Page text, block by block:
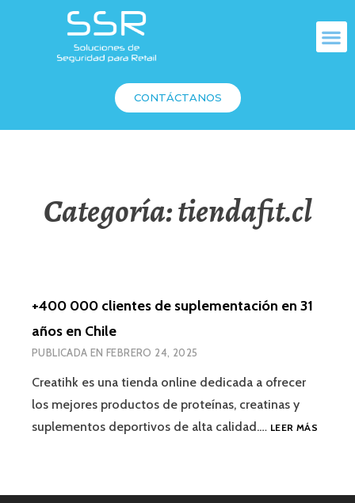
CONTÁCTANOS
Categoría:tiendafit.cl
+400 000 clientes de suplementación en 31
años en Chile
PUBLICADA ENFEBRERO 24, 2025
Creatihk es una tienda online dedicada a ofrecer
los mejores productos de proteínas, creatinas y
suplementos deportivos de alta calidad.… LEER MÁS